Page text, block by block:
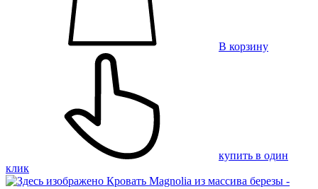
В корзину
купить в один
клик